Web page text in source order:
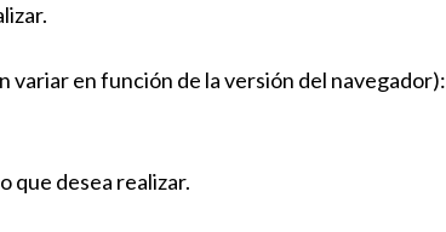
variar en función de la versión del navegador):
que desea realizar.